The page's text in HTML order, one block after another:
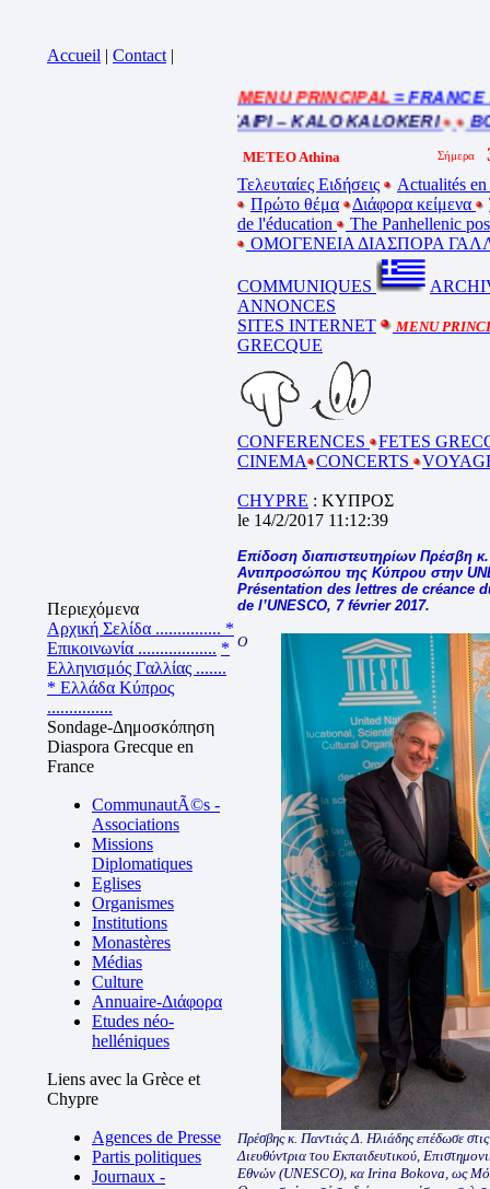
Accueil | Contact |
Περιεχόμενα
Αρχική Σελίδα ............... *
Επικοινωνία .................. *
Ελληνισμός Γαλλίας .......
* Ελλάδα Κύπρος
...............
Sondage-Δημοσκόπηση
Diaspora Grecque en
France
CommunautÃ©s -
Associations
Missions
Diplomatiques
Eglises
Organismes
Institutions
Monastères
Médias
Culture
Annuaire-Διάφορα
Etudes néo-
helléniques
Liens avec la Grèce et
Chypre
Agences de Presse
Partis politiques
Journaux -
= MENU PRINCIPAL= FRANCE :
BEL ETE – ΚΑΛΟ ΚΑΛΟΚΑΙΡΙ – KALO KALOKERI
METEO Athina
Τελευταίες Ειδήσεις
Actualités
Πρώτο θέμα
Διάφορα κείμενα
de l'éducation
The Panhellenic
ΟΜΟΓΕΝΕΙΑ ΔΙΑΣΠΟΡΑ
COMMUNIQUES
ANNONCES
SITES INTERNET
MENU
GRECQUE
CONFERENCES
FETES
CINEMA CONCERTS
CHYPRE : ΚΥΠΡΟΣ
le 14/2/2017 11:12:39
Επίδοση διαπιστευτηρίων Πρέσβη
Αντιπροσώπου της Κύπρου στην
Présentation des lettres de créance
de l’UNESCO, 7 février 2017.
Ο
Πρέσβης κ. Παντιάς Δ. Ηλιάδης επέδωσε
Διευθύντρια του Εκπαιδευτικού,
Εθνών (UNESCO), κα Irina Bokova, ως